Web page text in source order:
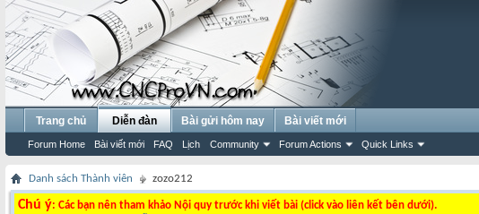
Trang chủ Diễn đàn
Forum Home Bài viết mới FAQ Lịch Community Forum Actions Quick Links
Bài gửi hôm nay Bài viết mới
Danh sách Thành viên zozo212
Chú ý: Các bạn nên tham khảo Nội quy trước khi viết bài (click vào liên kết bên dưới).